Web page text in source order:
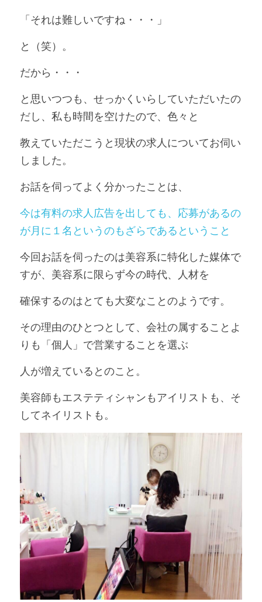
「それは難しいですね・・・」
と（笑）。
だから・・・
と思いつつも、せっかくいらしていただいたの
だし、私も時間を空けたので、色々と
教えていただこうと現状の求人についてお伺い
しました。
お話を伺ってよく分かったことは、
今は有料の求人広告を出しても、応募があるの
が月に１名というのもざらであるということ
今回お話を伺ったのは美容系に特化した媒体で
すが、美容系に限らず今の時代、人材を
確保するのはとても大変なことのようです。
その理由のひとつとして、会社の属することよ
りも「個人」で営業することを選ぶ
人が増えているとのこと。
美容師もエステティシャンもアイリストも、そ
してネイリストも。